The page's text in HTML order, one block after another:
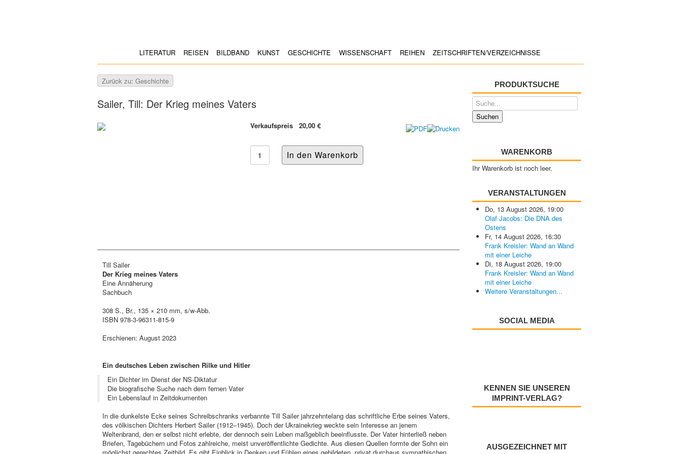
LITERATUR REISEN BILDBAND KUNST GESCHICHTE WISSENSCHAFT REIHEN ZEITSCHRIFTEN/VERZEICHNISSE
Zurück zu: Geschichte
Sailer, Till: Der Krieg meines Vaters
Verkaufspreis 20,00 €
Till Sailer
Der Krieg meines Vaters
Eine Annäherung
Sachbuch
308 S., Br., 135 × 210 mm, s/w-Abb.
ISBN 978-3-96311-815-9
Erschienen: August 2023
Ein deutsches Leben zwischen Rilke und Hitler
Ein Dichter im Dienst der NS-Diktatur
Die biografische Suche nach dem fernen Vater
Ein Lebenslauf in Zeitdokumenten
In die dunkelste Ecke seines Schreibschranks verbannte Till Sailer jahrzehntelang das schriftliche Erbe seines Vaters,
des völkischen Dichters Herbert Sailer (1912–1945). Doch der Ukrainekrieg weckte sein Interesse an jenem
Weltenbrand, den er selbst nicht erlebte, der dennoch sein Leben maßgeblich beeinflusste. Der Vater hinterließ neben
Briefen, Tagebüchern und Fotos zahlreiche, meist unveröffentlichte Gedichte. Aus diesen Quellen formte der Sohn ein
PRODUKTSUCHE
WARENKORB
Ihr Warenkorb ist noch leer.
VERANSTALTUNGEN
Do, 13 August 2026, 19:00
Olaf Jacobs: Die DNA des
Ostens
Fr, 14 August 2026, 16:30
Frank Kreisler: Wand an Wand
mit einer Leiche
Di, 18 August 2026, 19:00
Frank Kreisler: Wand an Wand
mit einer Leiche
Weitere Veranstaltungen...
SOCIAL MEDIA
KENNEN SIE UNSEREN
IMPRINT-VERLAG?
AUSGEZEICHNET MIT